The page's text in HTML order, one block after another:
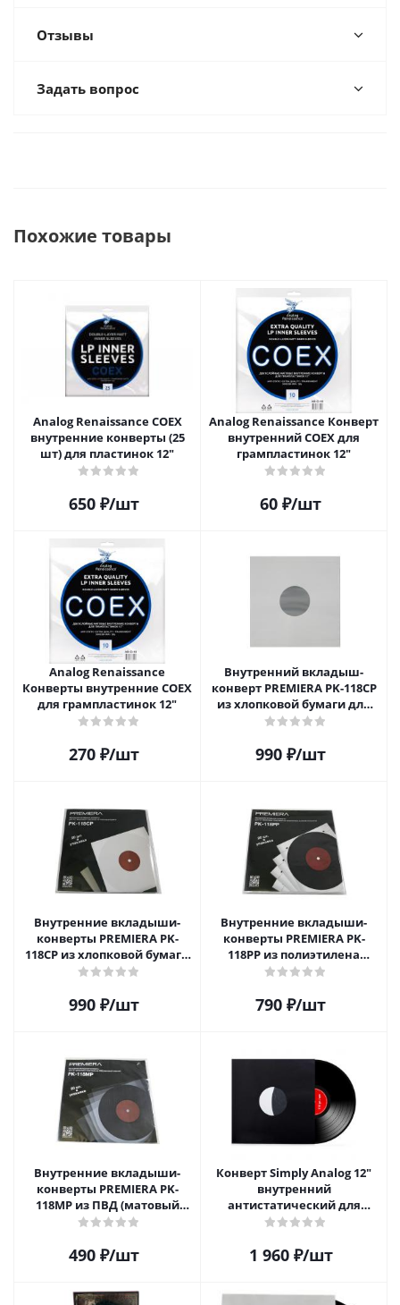
Отзывы
Задать вопрос
Похожие товары
Analog Renaissance COEX
внутренние конверты (25
шт) для пластинок 12"
650 ₽/шт
Analog Renaissance Конверт
внутренний COEX для
грампластинок 12"
60 ₽/шт
Analog Renaissance
Конверты внутренние COEX
для грампластинок 12"
270 ₽/шт
Внутренний вкладыш-
конверт PREMIERA PK-118CP
из хлопковой бумаги для
12" виниловой пластинки 1
990 ₽/шт
Внутренние вкладыши-
конверты PREMIERA PK-
118CP из хлопковой бумаги
для 12" виниловых
990 ₽/шт
Внутренние вкладыши-
конверты PREMIERA PK-
118PP из полиэтилена
высокой плотности для 12"
шт.
790 ₽/шт
Внутренние вкладыши-
конверты PREMIERA PK-
118MP из ПВД (матовый
пластик) для 12" виниловых
490 ₽/шт
Конверт Simply Analog 12"
внутренний
антистатический для
пластинок (25 шт)
1 960₽/шт